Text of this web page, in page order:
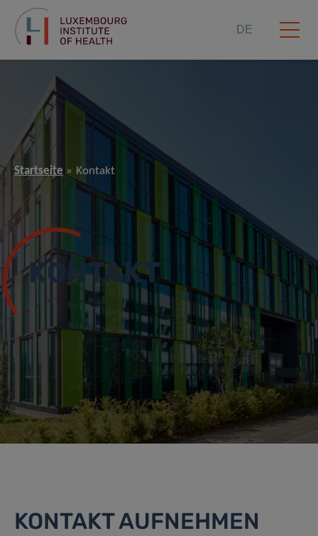
DE
Startseite Kontakt
KONTAKT
KONTAKT AUFNEHMEN